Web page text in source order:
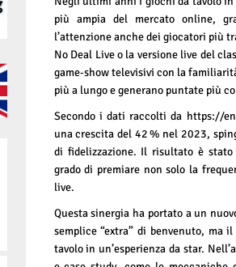
più ampia del mercato online,
l’attenzione anche dei giocatori più
No Deal Live o la versione live del
game‑show televisivi con la
più a lungo e generano puntate più
Secondo i dati raccolti da https://
una crescita del 42 % nel 2023,
di fidelizzazione. Il risultato è
grado di premiare non solo la
live.
Questa sinergia ha portato a un
semplice “extra” di benvenuto, ma
tavolo in un’esperienza da star.